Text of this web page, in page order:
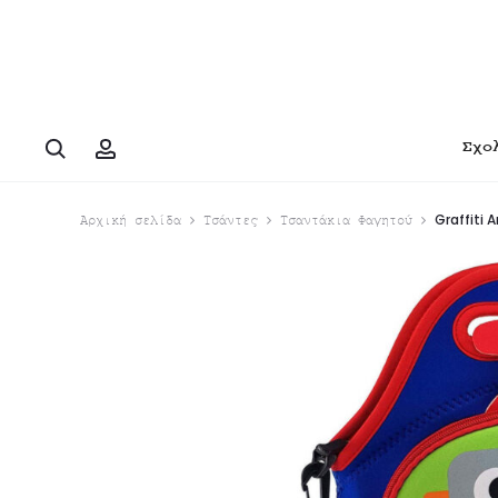
Search
Αρχική σελίδα Τσάντες Τσαντάκια Φαγητού Graffiti